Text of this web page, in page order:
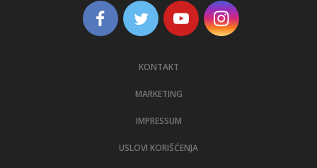
KONTAKT
MARKETING
IMPRESSUM
USLOVI KORIŠĆENJA